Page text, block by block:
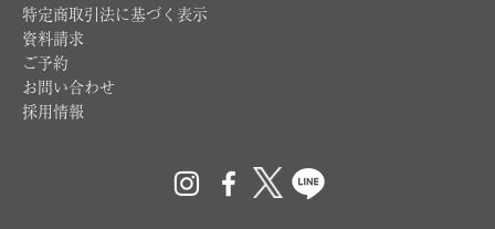
特定商取引法に基づく表示
資料請求
ご予約
お問い合わせ
採用情報